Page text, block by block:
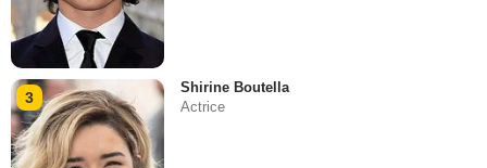
3
Shirine Boutella
Actrice